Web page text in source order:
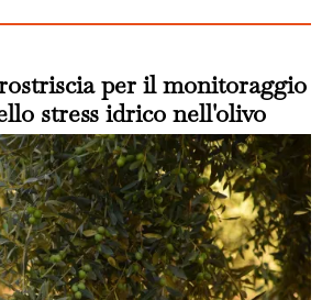
per il monitoraggio
stress idrico nell'olivo